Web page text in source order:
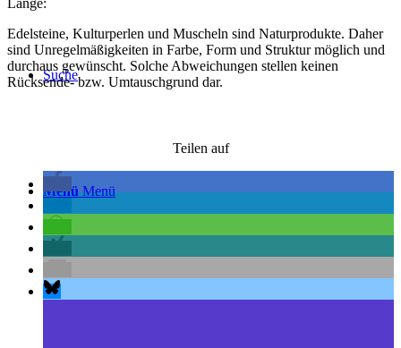
Suche
Menü Menü
Länge:
Edelsteine, Kulturperlen und Muscheln sind Naturprodukte. Daher
sind Unregelmäßigkeiten in Farbe, Form und Struktur möglich und
durchaus gewünscht. Solche Abweichungen stellen keinen
Rücksende- bzw. Umtauschgrund dar.
Teilen auf